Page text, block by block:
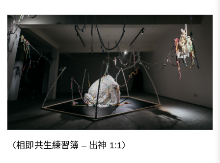
〈相即共生練習簿 – 出神 1:1〉